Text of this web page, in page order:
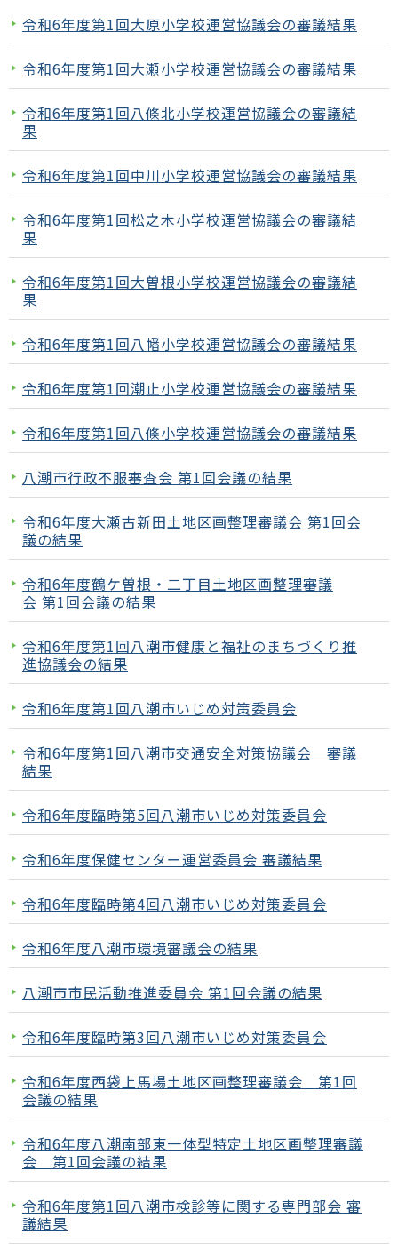
令和6年度第1回大原小学校運営協議会の審議結果
令和6年度第1回大瀬小学校運営協議会の審議結果
令和6年度第1回八條北小学校運営協議会の審議結
果
令和6年度第1回中川小学校運営協議会の審議結果
令和6年度第1回松之木小学校運営協議会の審議結
果
令和6年度第1回大曽根小学校運営協議会の審議結
果
令和6年度第1回八幡小学校運営協議会の審議結果
令和6年度第1回潮止小学校運営協議会の審議結果
令和6年度第1回八條小学校運営協議会の審議結果
八潮市行政不服審査会 第1回会議の結果
令和6年度大瀬古新田土地区画整理審議会 第1回会
議の結果
令和6年度鶴ケ曽根・二丁目土地区画整理審議
会 第1回会議の結果
令和6年度第1回八潮市健康と福祉のまちづくり推
進協議会の結果
令和6年度第1回八潮市いじめ対策委員会
令和6年度第1回八潮市交通安全対策協議会 審議
結果
令和6年度臨時第5回八潮市いじめ対策委員会
令和6年度保健センター運営委員会 審議結果
令和6年度臨時第4回八潮市いじめ対策委員会
令和6年度八潮市環境審議会の結果
八潮市市民活動推進委員会 第1回会議の結果
令和6年度臨時第3回八潮市いじめ対策委員会
令和6年度西袋上馬場土地区画整理審議会 第1回
会議の結果
令和6年度八潮南部東一体型特定土地区画整理審議
会 第1回会議の結果
令和6年度第1回八潮市検診等に関する専門部会 審
議結果